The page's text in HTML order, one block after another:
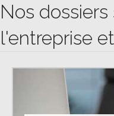
Nos
l'entreprise